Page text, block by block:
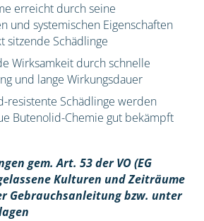
erreicht durch seine
und systemischen Eigenschaften
sitzende Schädlinge
Wirksamkeit durch schnelle
und lange Wirkungsdauer
resistente Schädlinge werden
Butenolid-Chemie gut bekämpft
gem. Art. 53 der VO (EG
Kulturen und Zeiträume
Gebrauchsanleitung bzw. unter